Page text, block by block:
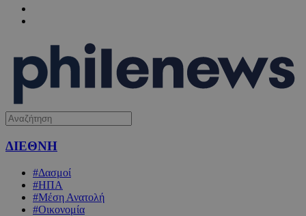
ΔΙΕΘΝΗ
#Δασμοί
#ΗΠΑ
#Μέση Ανατολή
#Οικονομία